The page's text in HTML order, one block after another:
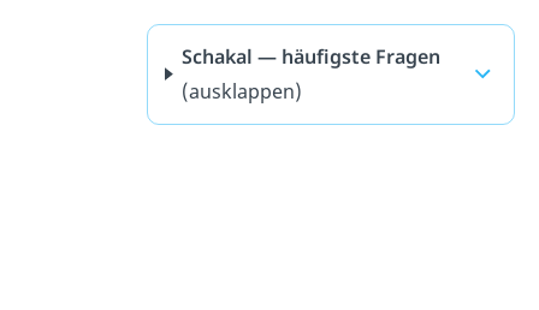
Schakal — häufigste Fragen
(ausklappen)